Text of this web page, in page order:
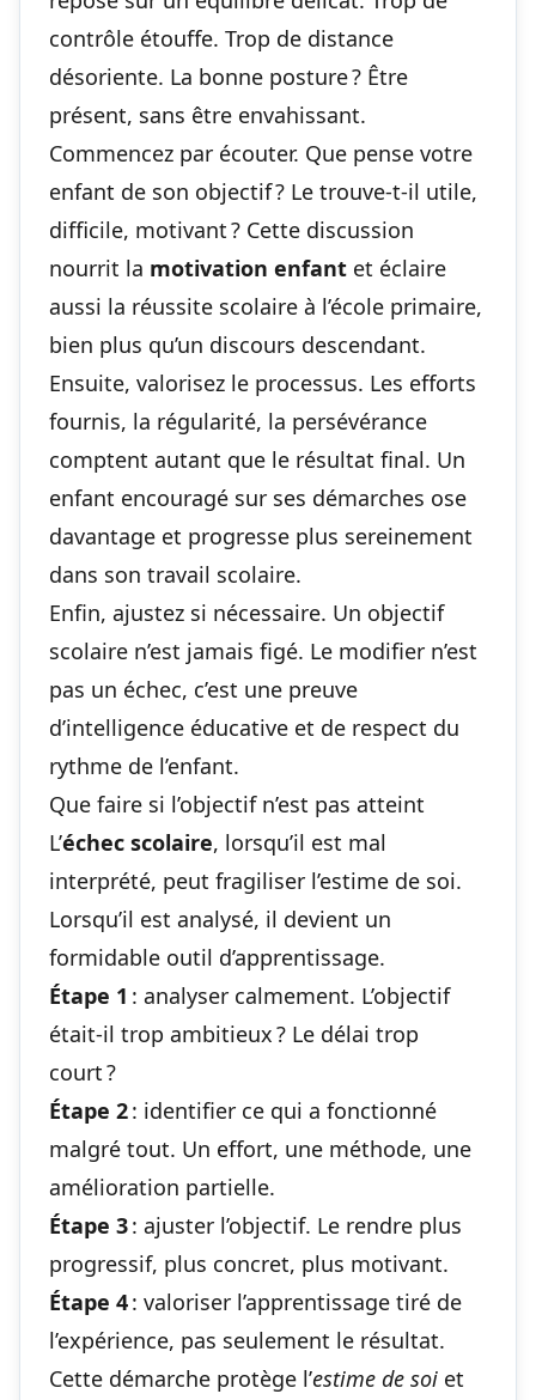
contrôle étouffe. Trop de distance
désoriente. La bonne posture ? Être
présent, sans être envahissant.
Commencez par écouter. Que pense votre
enfant de son objectif ? Le trouve-t-il utile,
difficile, motivant ? Cette discussion
nourrit la motivation enfant et éclaire
aussi la réussite scolaire à l’école primaire,
bien plus qu’un discours descendant.
Ensuite, valorisez le processus. Les efforts
fournis, la régularité, la persévérance
comptent autant que le résultat final. Un
enfant encouragé sur ses démarches ose
davantage et progresse plus sereinement
dans son travail scolaire.
Enfin, ajustez si nécessaire. Un objectif
scolaire n’est jamais figé. Le modifier n’est
pas un échec, c’est une preuve
d’intelligence éducative et de respect du
rythme de l’enfant.
Que faire si l’objectif n’est pas atteint
L’échec scolaire, lorsqu’il est mal
interprété, peut fragiliser l’estime de soi.
Lorsqu’il est analysé, il devient un
formidable outil d’apprentissage.
Étape 1 : analyser calmement. L’objectif
était-il trop ambitieux ? Le délai trop
court ?
Étape 2: identifier ce qui a fonctionné
malgré tout. Un effort, une méthode, une
amélioration partielle.
Étape 3: ajuster l’objectif. Le rendre plus
progressif, plus concret, plus motivant.
Étape 4: valoriser l’apprentissage tiré de
l’expérience, pas seulement le résultat.
Cette démarche protège l’estime de soi et